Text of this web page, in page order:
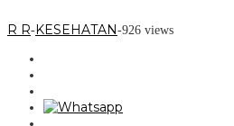
R R-KESEHATAN-926 views